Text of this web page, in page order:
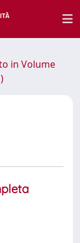
in Volume